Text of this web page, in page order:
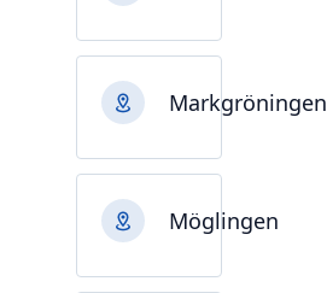
Markgröningen
Möglingen